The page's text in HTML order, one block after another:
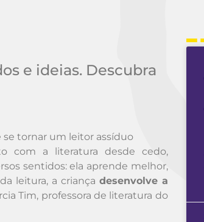
e ideias. Descubra
se tornar um leitor assíduo
com a literatura desde cedo,
sentidos: ela aprende melhor,
leitura, a criança desenvolve a
Tim, professora de literatura do